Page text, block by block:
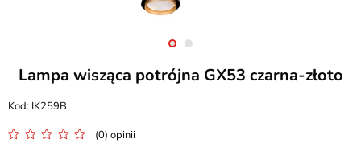
Lampa wisząca potrójna GX53 czarna-złoto
IK259B
(0) opinii